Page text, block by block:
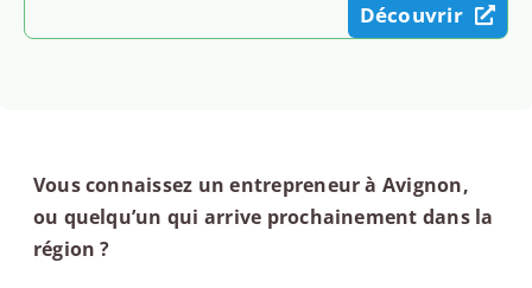
Découvrir
Vous connaissez un entrepreneur à Avignon,
ou quelqu’un qui arrive prochainement dans la
région ?